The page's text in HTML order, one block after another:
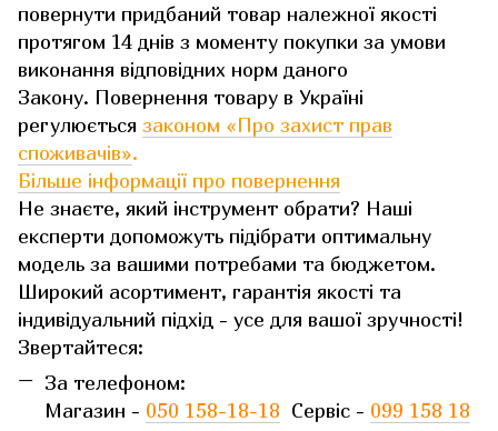
повернути придбаний товар належної якості
протягом 14 днів з моменту покупки за умови
виконання відповідних норм даного
Закону. Повернення товару в Україні
регулюється законом «Про захист прав
споживачів».
Більше інформації про повернення
Не знаєте, який інструмент обрати? Наші
експерти допоможуть підібрати оптимальну
модель за вашими потребами та бюджетом.
Широкий асортимент, гарантія якості та
індивідуальний підхід - усе для вашої зручності!
Звертайтеся:
За телефоном:
Магазин - 050 158-18-18 Сервіс - 099 158 18